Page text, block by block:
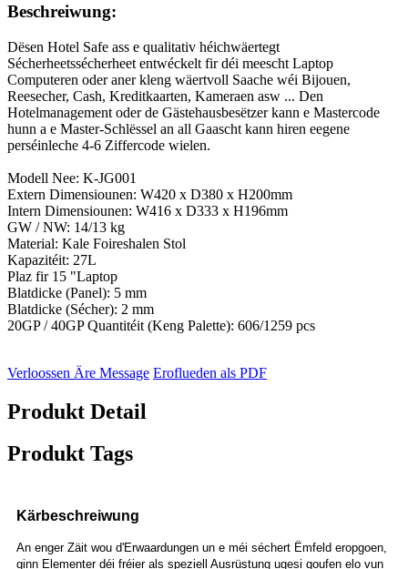
Beschreiwung:
Dësen Hotel Safe ass e qualitativ héichwäertegt
Sécherheetssécherheet entwéckelt fir déi meescht Laptop
Computeren oder aner kleng wäertvoll Saache wéi Bijouen,
Reesecher, Cash, Kreditkaarten, Kameraen asw ... Den
Hotelmanagement oder de Gästehausbesëtzer kann e Mastercode
hunn a e Master-Schlëssel an all Gaascht kann hiren eegene
perséinleche 4-6 Ziffercode wielen.
Modell Nee: K-JG001
Extern Dimensiounen: W420 x D380 x H200mm
Intern Dimensiounen: W416 x D333 x H196mm
GW / NW: 14/13 kg
Material: Kale Foireshalen Stol
Kapazitéit: 27L
Plaz fir 15 "Laptop
Blatdicke (Panel): 5 mm
Blatdicke (Sécher): 2 mm
20GP / 40GP Quantitéit (Keng Palette): 606/1259 pcs
Verloossen Äre Message Eroflueden als PDF
Produkt Detail
Produkt Tags
Kärbeschreiwung
An enger Zäit wou d'Erwaardungen un e méi séchert Ëmfeld eropgoen,
ginn Elementer déi fréier als speziell Ausrüstung ugesi goufen elo vun